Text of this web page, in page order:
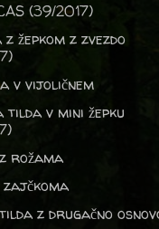
(39/2017)
žepkom z zvezdo
v vijoličnem
tilda v mini žepku
rožama
z drugačno